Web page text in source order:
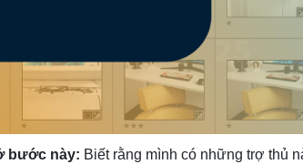
bước này: Biết rằng mình có những trợ thủ